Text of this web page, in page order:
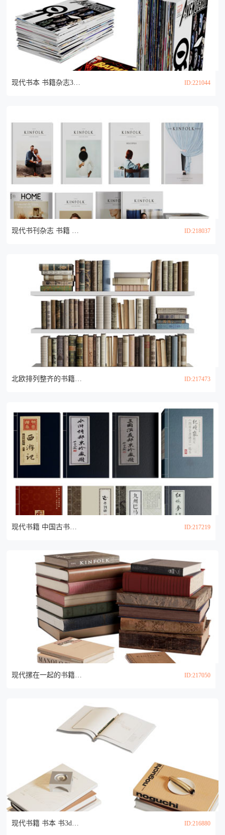
现代书本 书籍杂志3d模型 ID:221044
现代书刊杂志 书籍 书本3d模型 ID:218037
北欧排列整齐的书籍 书本3d模型 ID:217473
现代书籍 中国古书小说 书本3d模型 ID:217219
现代摞在一起的书籍 书本3d模型 ID:217050
现代书籍 书本 书3d模型 ID:216880